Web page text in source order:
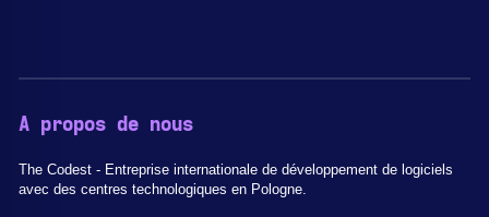
A propos de nous
The Codest - Entreprise internationale de développement de logiciels
avec des centres technologiques en Pologne.